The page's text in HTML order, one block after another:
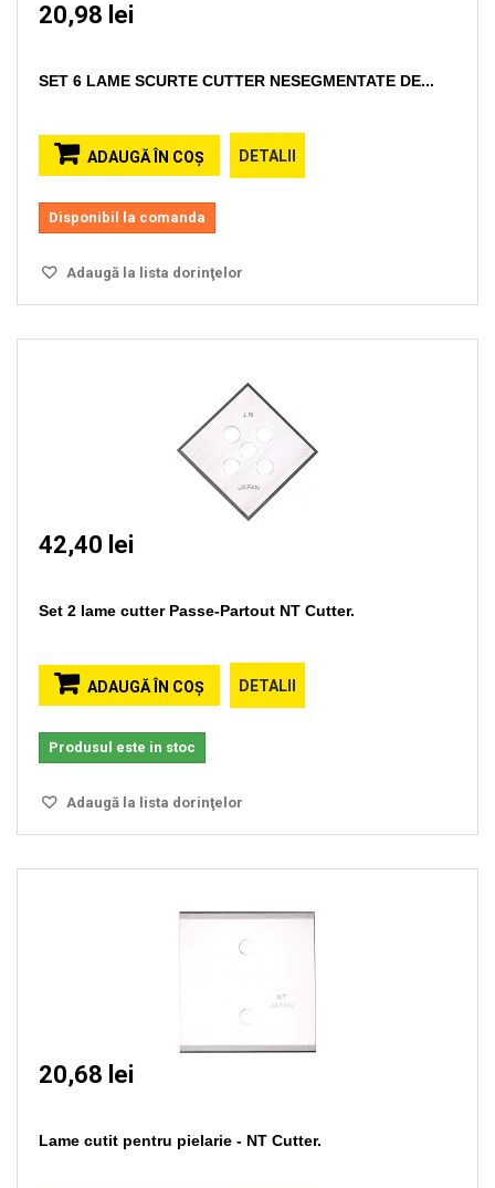
20,98 lei
SET 6 LAME SCURTE CUTTER NESEGMENTATE DE...
ADAUGĂ ÎN COŞ DETALII
Disponibil la comanda
Adaugă la lista dorinţelor
42,40 lei
Set 2 lame cutter Passe-Partout NT Cutter.
ADAUGĂ ÎN COŞ DETALII
Produsul este in stoc
Adaugă la lista dorinţelor
20,68 lei
Lame cutit pentru pielarie - NT Cutter.